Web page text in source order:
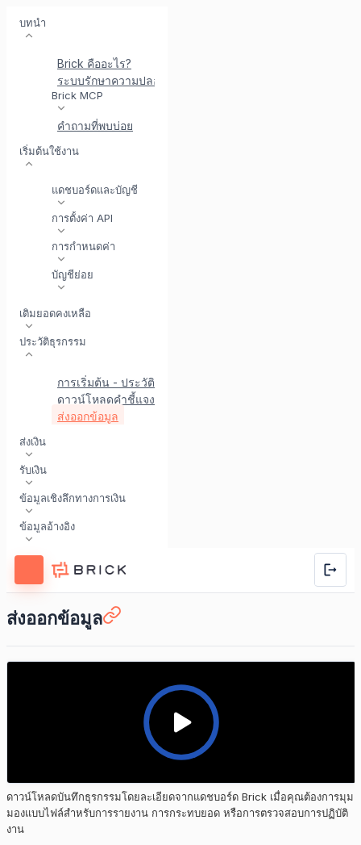
บทนำ
Brick คืออะไร?
ระบบรักษาความปลอดภัยที่ Brick
Brick MCP
คำถามที่พบบ่อย
เริ่มต้นใช้งาน
แดชบอร์ดและบัญชี
การตั้งค่า API
การกำหนดค่า
บัญชีย่อย
เติมยอดคงเหลือ
ประวัติธุรกรรม
การเริ่มต้น - ประวัติการทำธุรกรรม
ดาวน์โหลดคำชี้แจง
ส่งออกข้อมูล
ส่งเงิน
รับเงิน
ข้อมูลเชิงลึกทางการเงิน
ข้อมูลอ้างอิง
ส่งออกข้อมูล
ดาวน์โหลดบันทึกธุรกรรมโดยละเอียดจากแดชบอร์ด Brick เมื่อคุณต้องการมุม
มองแบบไฟล์สำหรับการรายงาน การกระทบยอด หรือการตรวจสอบการปฏิบัติ
งาน